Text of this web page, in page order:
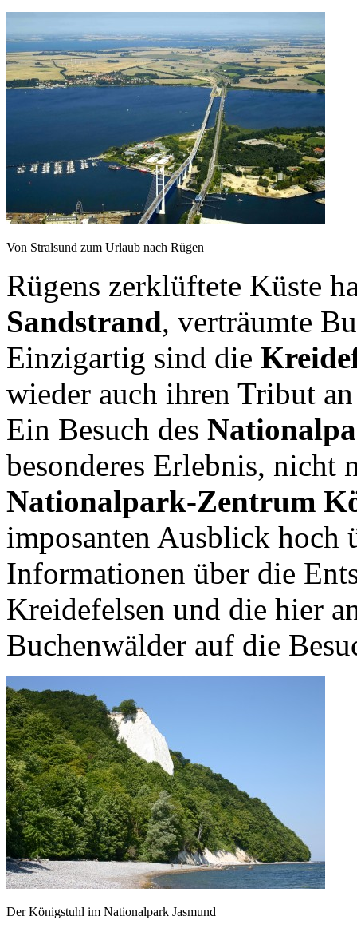
Von Stralsund zum Urlaub nach Rügen
Rügens zerklüftete Küste
Sandstrand, verträumte
Einzigartig sind die
wieder auch ihren Tribut
Ein Besuch des
besonderes Erlebnis, nicht
Nationalpark-Zentrum
imposanten Ausblick hoch
Informationen über die
Kreidefelsen und die hier
Buchenwälder auf die
Der Königstuhl im Nationalpark Jasmund